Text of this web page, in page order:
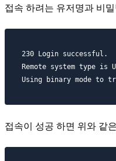
접속 하려는 유저명과 비
230 Login successful.
Remote system type is
접속이 성공 하면 위와 같